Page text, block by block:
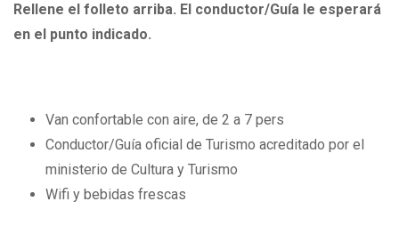
Rellene el folleto arriba. El conductor/Guía le esperará
en el punto indicado.
Van confortable con aire, de 2 a 7 pers
Conductor/Guía oficial de Turismo acreditado por el
ministerio de Cultura y Turismo
Wifi y bebidas frescas